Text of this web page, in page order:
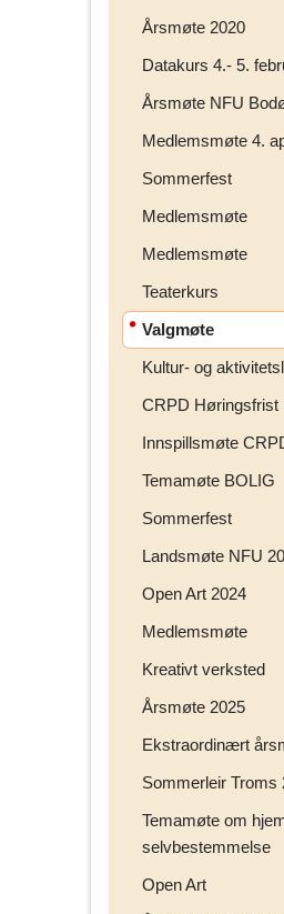
Årsmøte 2020
Datakurs 4.- 5.
Årsmøte NFU
Medlemsmøte 4.
Sommerfest
Medlemsmøte
Medlemsmøte
Teaterkurs
Valgmøte
Kultur- og
CRPD Høringsfrist
Innspillsmøte
Temamøte BOLIG
Sommerfest
Landsmøte NFU
Open Art 2024
Medlemsmøte
Kreativt verksted
Årsmøte 2025
Ekstraordinært
Sommerleir Troms
Temamøte om
selvbestemmelse
Open Art